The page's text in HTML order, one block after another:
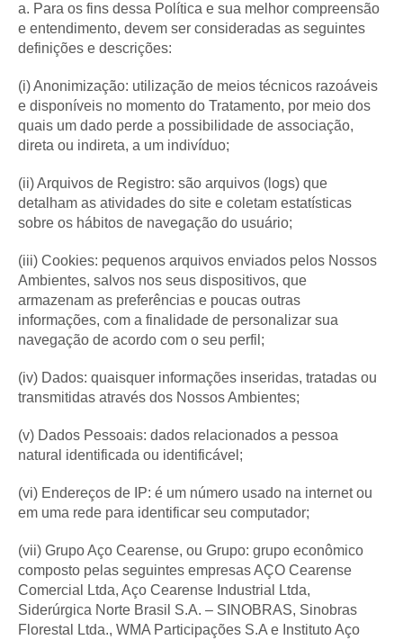
a. Para os fins dessa Política e sua melhor compreensão
e entendimento, devem ser consideradas as seguintes
definições e descrições:
(i) Anonimização: utilização de meios técnicos razoáveis
e disponíveis no momento do Tratamento, por meio dos
quais um dado perde a possibilidade de associação,
direta ou indireta, a um indivíduo;
(ii) Arquivos de Registro: são arquivos (logs) que
detalham as atividades do site e coletam estatísticas
sobre os hábitos de navegação do usuário;
(iii) Cookies: pequenos arquivos enviados pelos Nossos
Ambientes, salvos nos seus dispositivos, que
armazenam as preferências e poucas outras
informações, com a finalidade de personalizar sua
navegação de acordo com o seu perfil;
(iv) Dados: quaisquer informações inseridas, tratadas ou
transmitidas através dos Nossos Ambientes;
(v) Dados Pessoais: dados relacionados a pessoa
natural identificada ou identificável;
(vi) Endereços de IP: é um número usado na internet ou
em uma rede para identificar seu computador;
(vii) Grupo Aço Cearense, ou Grupo: grupo econômico
composto pelas seguintes empresas AÇO Cearense
Comercial Ltda, Aço Cearense Industrial Ltda,
Siderúrgica Norte Brasil S.A. – SINOBRAS, Sinobras
Florestal Ltda., WMA Participações S.A e Instituto Aço